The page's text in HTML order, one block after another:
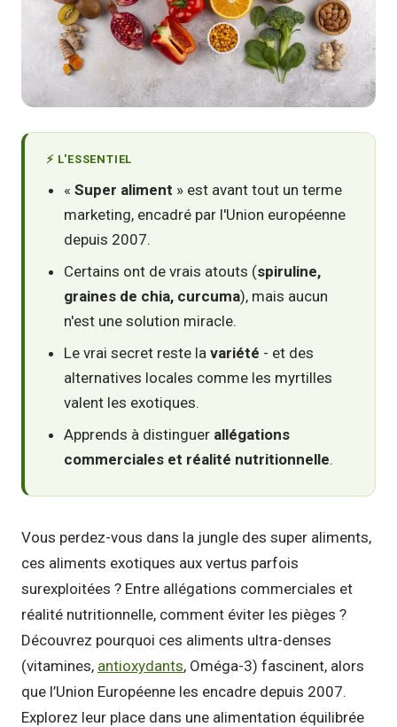
⚡ L'ESSENTIEL
« Super aliment » est avant tout un terme
marketing, encadré par l'Union européenne
depuis 2007.
Certains ont de vrais atouts (spiruline,
graines de chia, curcuma), mais aucun
n'est une solution miracle.
Le vrai secret reste la variété - et des
alternatives locales comme les myrtilles
valent les exotiques.
Apprends à distinguer allégations
commerciales et réalité nutritionnelle.
Vous perdez-vous dans la jungle des super aliments,
ces aliments exotiques aux vertus parfois
surexploitées ? Entre allégations commerciales et
réalité nutritionnelle, comment éviter les pièges ?
Découvrez pourquoi ces aliments ultra-denses
(vitamines, antioxydants, Oméga-3) fascinent, alors
que l’Union Européenne les encadre depuis 2007.
Explorez leur place dans une alimentation équilibrée